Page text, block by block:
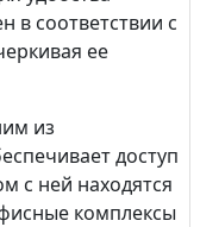
в соответствии с
ее
из
доступ
с ней находятся
комплексы